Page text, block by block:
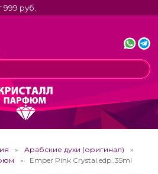
руб.
Арабские духи (оригинал)
Emper Pink Crystal,edp.,35ml